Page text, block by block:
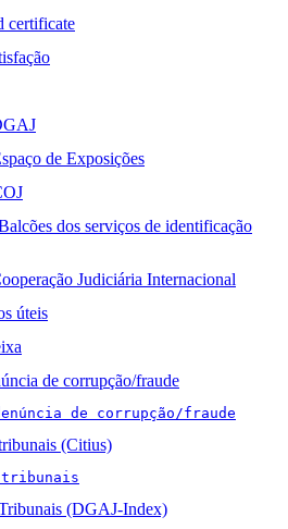
certificate
de Exposições
dos serviços de identificação
Judiciária Internacional
úteis
de corrupção/fraude
de corrupção/fraude
(Citius)
tribunais
(DGAJ-Index)